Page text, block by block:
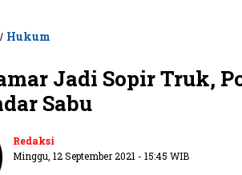
/ Hukum
Jadi Sopir Truk,
Sabu
Redaksi
Minggu, 12 September 2021 - 15:45 WIB